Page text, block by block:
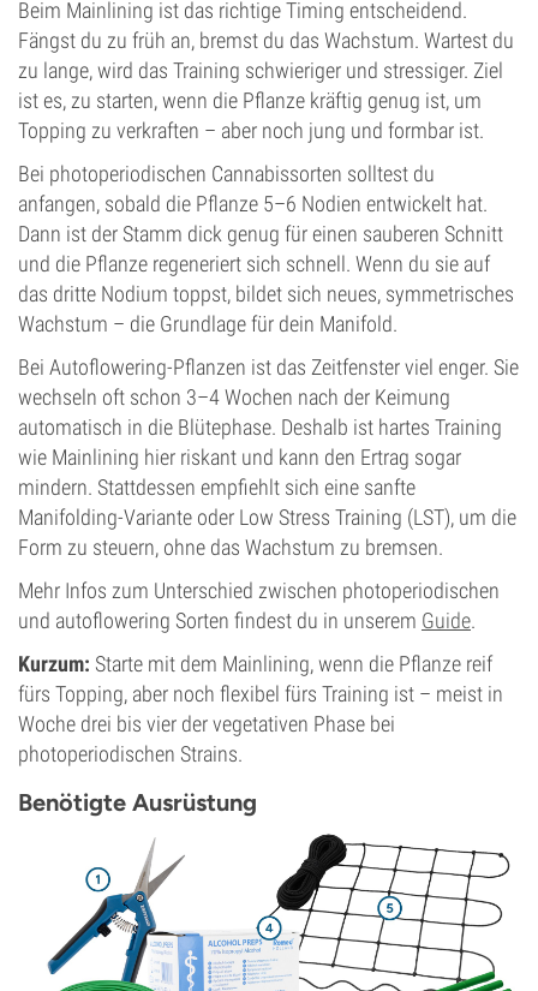
Beim Mainlining ist das richtige Timing entscheidend.
Fängst du zu früh an, bremst du das Wachstum. Wartest du
zu lange, wird das Training schwieriger und stressiger. Ziel
ist es, zu starten, wenn die Pflanze kräftig genug ist, um
Topping zu verkraften – aber noch jung und formbar ist.
Bei photoperiodischen Cannabissorten solltest du
anfangen, sobald die Pflanze 5–6 Nodien entwickelt hat.
Dann ist der Stamm dick genug für einen sauberen Schnitt
und die Pflanze regeneriert sich schnell. Wenn du sie auf
das dritte Nodium toppst, bildet sich neues, symmetrisches
Wachstum – die Grundlage für dein Manifold.
Bei Autoflowering-Pflanzen ist das Zeitfenster viel enger. Sie
wechseln oft schon 3–4 Wochen nach der Keimung
automatisch in die Blütephase. Deshalb ist hartes Training
wie Mainlining hier riskant und kann den Ertrag sogar
mindern. Stattdessen empfiehlt sich eine sanfte
Manifolding-Variante oder Low Stress Training (LST), um die
Form zu steuern, ohne das Wachstum zu bremsen.
Mehr Infos zum Unterschied zwischen photoperiodischen
und autoflowering Sorten findest du in unserem Guide.
Kurzum: Starte mit dem Mainlining, wenn die Pflanze reif
fürs Topping, aber noch flexibel fürs Training ist – meist in
Woche drei bis vier der vegetativen Phase bei
photoperiodischen Strains.
Benötigte Ausrüstung